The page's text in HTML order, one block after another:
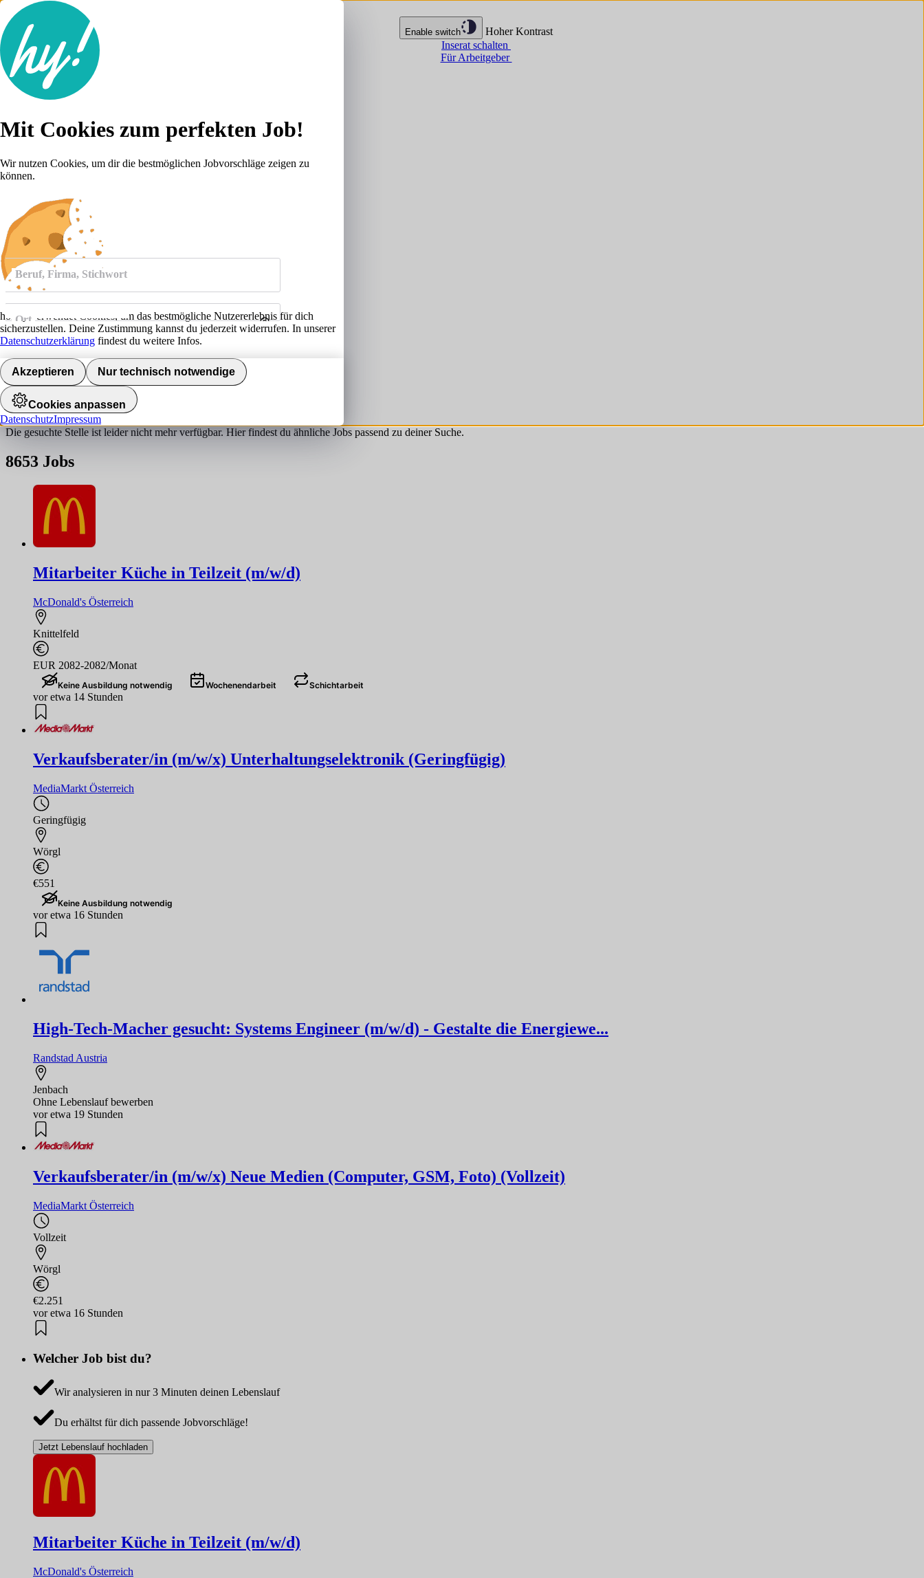
Enable switch
Hoher Kontrast
Inserat schalten
Für Arbeitgeber
Lebenslauf
Karriere-Tipps
Anmelden
Beruf, Firma, Stichwort
Ort
Umkreis
Jobs finden
Job nicht gefunden!
Die gesuchte Stelle ist leider nicht mehr verfügbar. Hier findest du ähnliche Jobs passend zu deiner Suche.
8653 Jobs
Mitarbeiter Küche in Teilzeit (m/w/d)
McDonald's Österreich
Knittelfeld
EUR 2082-2082/Monat
Keine Ausbildung notwendig Wochenendarbeit Schichtarbeit
vor etwa 14 Stunden
Verkaufsberater/in (m/w/x) Unterhaltungselektronik (Geringfügig)
MediaMarkt Österreich
Geringfügig
Wörgl
€551
Keine Ausbildung notwendig
vor etwa 16 Stunden
High-Tech-Macher gesucht: Systems Engineer (m/w/d) - Gestalte die Energiewe...
Randstad Austria
Jenbach
Ohne Lebenslauf bewerben
vor etwa 19 Stunden
Verkaufsberater/in (m/w/x) Neue Medien (Computer, GSM, Foto) (Vollzeit)
MediaMarkt Österreich
Vollzeit
Wörgl
€2.251
vor etwa 16 Stunden
Welcher Job bist du?
Wir analysieren in nur 3 Minuten deinen Lebenslauf
Du erhältst für dich passende Jobvorschläge!
Jetzt Lebenslauf hochladen
Mitarbeiter Küche in Teilzeit (m/w/d)
McDonald's Österreich
Mit Cookies zum perfekten Job!
Wir nutzen Cookies, um dir die bestmöglichen Jobvorschläge zeigen zu
können.
hokify verwendet Cookies, um das bestmögliche Nutzererlebnis für dich
sicherzustellen. Deine Zustimmung kannst du jederzeit widerrufen. In unserer
Datenschutzerklärung findest du weitere Infos.
Akzeptieren Nur technisch notwendige
Cookies anpassen
DatenschutzImpressum